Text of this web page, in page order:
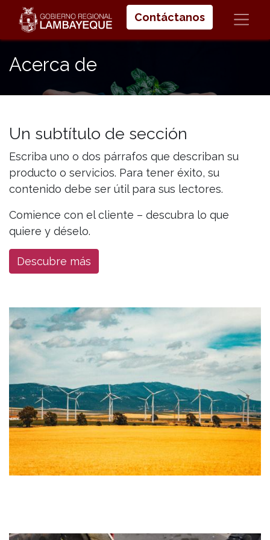
Contáctanos
Acerca de
Un subtítulo de sección
Escriba uno o dos párrafos que describan su
producto o servicios. Para tener éxito, su
contenido debe ser útil para sus lectores.
Comience con el cliente – descubra lo que
quiere y déselo.
Descubre más